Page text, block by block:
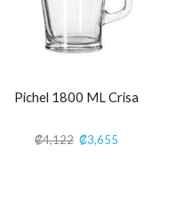
Pichel 1800 ML Crisa
₡4,122 ₡3,655